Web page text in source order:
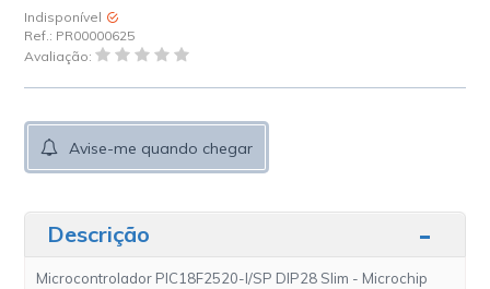
Indisponível
Ref.: PR00000625
Avaliação:
Avise-me quando chegar
Descrição
Microcontrolador PIC18F2520-I/SP DIP28 Slim - Microchip